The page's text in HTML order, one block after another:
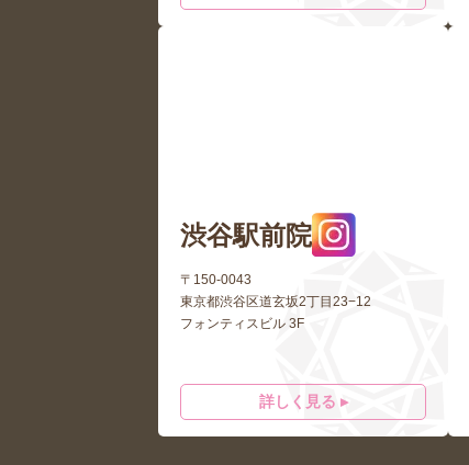
渋谷駅前院
〒150-0043
東京都渋谷区道玄坂2丁目23−12
フォンティスビル 3F
詳しく見る ▸